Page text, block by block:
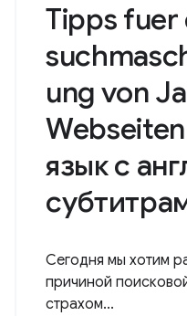
Tipps fuer
ung von
язык с
Сегодня мы хотим
причиной
страхом...